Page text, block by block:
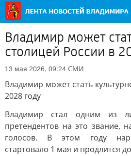
Владимир может
столицей России в
13 мая 2026, 09:24 СМИ
Владимир может стать
2028 году
Владимир стал одним из
претендентов на это звание,
голосов. В этом году
стартовало 1 мая и продлится